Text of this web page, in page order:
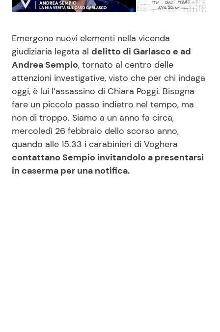
Moda e Style
Mondo Mamma
News benessere
Salute
Viaggi e Turismo
Festività
Dolci
Le Ricette in TV
Primi Piatti
Ricette Facili e Veloci
Ricette Feste
Ricette per Bambini
Emergono nuovi elementi nella vicenda
giudiziaria legata al delitto di Garlasco e ad
Andrea Sempio, tornato al centro delle
attenzioni investigative, visto che per chi indaga
oggi, è lui l’assassino di Chiara Poggi. Bisogna
fare un piccolo passo indietro nel tempo, ma
non di troppo. Siamo a un anno fa circa,
mercoledì 26 febbraio dello scorso anno,
quando alle 15.33 i carabinieri di Voghera
contattano Sempio invitandolo a presentarsi
in caserma per una notifica.